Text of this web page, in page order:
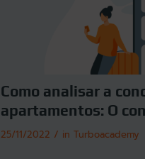
Como analisar a
apartamentos: O
25/11/2022 / in Turboacademy